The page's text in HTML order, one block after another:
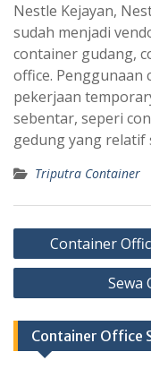
Nestle Kejayan,
sudah menjadi
container gudang,
office. Penggunaan
pekerjaan
sebentar, seperi
gedung yang relatif
Triputra Container
Post
navigation
Container
Sewa
Container Office